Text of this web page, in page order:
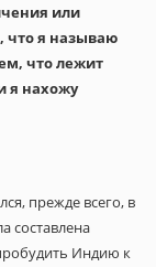
или
что я называю
что лежит
я нахожу
прежде всего, в
составлена
Индию к